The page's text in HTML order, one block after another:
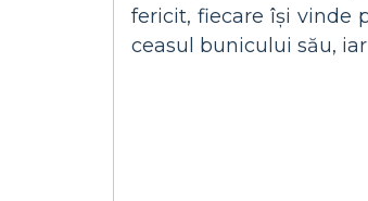
fericit, fiecare își vinde
ceasul bunicului său,